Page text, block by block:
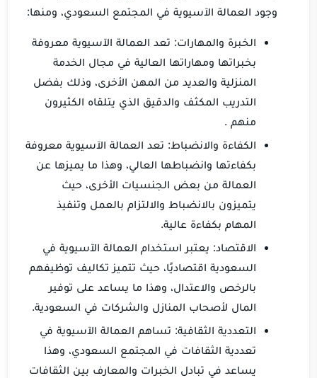
وجود العمالة الآسيوية في المجتمع السعودي، ومنها:
الخبرة والمهارات: تعد العمالة الآسيوية معروفة
بخبراتها ومهاراتها العالية في مجال الخدمة
المنزلية والعديد من المهن الأخرى، وذلك بفضل
التدريب المكثف والدقيق الذي يتلقاه الكثيرون
منهم .
الكفاءة والانضباط: تعد العمالة الآسيوية معروفة
بكفاءتها وانضباطها العالي، وهذا ما يميزها عن
العمالة من بعض الجنسيات الأخرى، حيث
يتميزون بالانضباط والالتزام بالعمل وتنفيذ
المهام بكفاءة عالية.
الاقتصاد: يعتبر استخدام العمالة الآسيوية في
السعودية اقتصاديًا، حيث تتميز تكاليف توظيفهم
بالرخص والاعتدال، وهذا ما يساعد على توفير
المال لأصحاب المنازل والشركات في السعودية.
التعددية الثقافية: تساهم العمالة الآسيوية في
تعددية الثقافات في المجتمع السعودي، وهذا
يساعد في تبادل الخبرات والمعارف بين الثقافات